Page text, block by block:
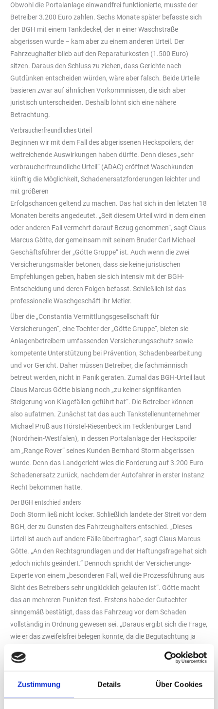
Zustimmung Details Über Cookies
Obwohl die Portalanlage einwandfrei funktionierte, musste der
Betreiber 3.200 Euro zahlen. Sechs Monate später befasste sich
der BGH mit einem Tankdeckel, der in einer Waschstraße
abgerissen wurde – kam aber zu einem anderen Urteil. Der
Fahrzeughalter blieb auf den Reparaturkosten (1.500 Euro)
sitzen. Daraus den Schluss zu ziehen, dass Gerichte nach
Gutdünken entscheiden würden, wäre aber falsch. Beide Urteile
basieren zwar auf ähnlichen Vorkommnissen, die sich aber
juristisch unterscheiden. Deshalb lohnt sich eine nähere
Betrachtung.
Verbraucherfreundliches Urteil
Beginnen wir mit dem Fall des abgerissenen Heckspoilers, der
weitreichende Auswirkungen haben dürfte. Denn dieses „sehr
verbraucherfreundliche Urteil“ (ADAC) eröffnet Waschkunden
künftig die Möglichkeit, Schadenersatzforderungen leichter und
mit größeren
Erfolgschancen geltend zu machen. Das hat sich in den letzten 18
Monaten bereits angedeutet. „Seit diesem Urteil wird in dem einen
oder anderen Fall vermehrt darauf Bezug genommen“, sagt Claus
Marcus Götte, der gemeinsam mit seinem Bruder Carl Michael
Geschäftsführer der „Götte Gruppe“ ist. Auch wenn die zwei
Versicherungsmakler betonen, dass sie keine juristischen
Empfehlungen geben, haben sie sich intensiv mit der BGH-
Entscheidung und deren Folgen befasst. Schließlich ist das
professionelle Waschgeschäft ihr Metier.
Über die „Constantia Vermittlungsgesellschaft für
Versicherungen“, eine Tochter der „Götte Gruppe“, bieten sie
Anlagenbetreibern umfassenden Versicherungsschutz sowie
kompetente Unterstützung bei Prävention, Schadenbearbeitung
und vor Gericht. Daher müssen Betreiber, die fachmännisch
betreut werden, nicht in Panik geraten. Zumal das BGH-Urteil laut
Claus Marcus Götte bislang noch „zu keiner signifikanten
Steigerung von Klagefällen geführt hat“. Die Betreiber können
also aufatmen. Zunächst tat das auch Tankstellenunternehmer
Michael Pruß aus Hörstel-Riesenbeck im Tecklenburger Land
(Nordrhein-Westfalen), in dessen Portalanlage der Heckspoiler
am „Range Rover“ seines Kunden Bernhard Storm abgerissen
wurde. Denn das Landgericht wies die Forderung auf 3.200 Euro
Schadenersatz zurück, nachdem der Autofahrer in erster Instanz
Recht bekommen hatte.
Der BGH entschied anders
Doch Storm ließ nicht locker. Schließlich landete der Streit vor dem
BGH, der zu Gunsten des Fahrzeughalters entschied. „Dieses
Urteil ist auch auf andere Fälle übertragbar“, sagt Claus Marcus
Götte. „An den Rechtsgrundlagen und der Haftungsfrage hat sich
jedoch nichts geändert.“ Dennoch spricht der Versicherungs-
Experte von einem „besonderen Fall, weil die Prozessführung aus
Sicht des Betreibers sehr unglücklich gelaufen ist“. Götte macht
das an mehreren Punkten fest. Erstens habe der Gutachter
sinngemäß bestätigt, dass das Fahrzeug vor dem Schaden
vollständig in Ordnung gewesen sei. „Daraus ergibt sich die Frage,
wie er das zweifelsfrei belegen konnte, da die Begutachtung ja
diesem Fahrzeug-Typ schon zuvor eine Rückrufaktion des
Herstellers gegeben – interessanterweise wegen mangelhaft
befestigten Spoilers. „War dieses Fahrzeug vielleicht auch davon
betroffen?“, mutmaßt Götte. „Das nährt den Verdacht, dass der